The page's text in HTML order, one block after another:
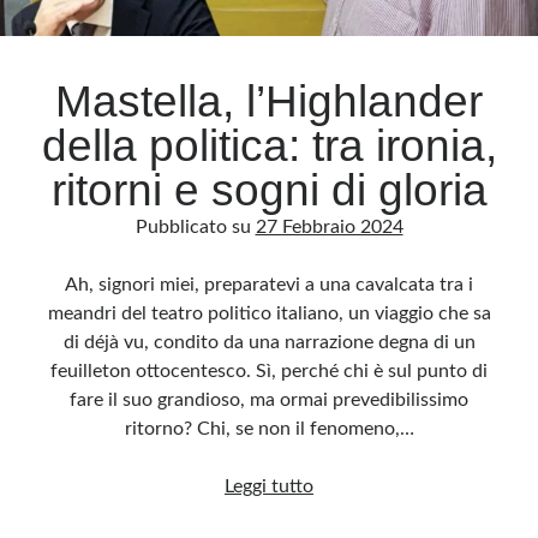
Archivio
Archivi
Categorie
Questo blog non rappresenta una testata giornalistica, in quanto viene aggiornato
sensi della legge n· 62 del 7.03.2001. L’autore non è responsabile di quanto
pubblicato dai lettori nei commenti ai vari post. Saranno comunque cancellati quelli
ritenuti offensivi o lesivi dell’immagine o dell’onorabilità di terzi, di genere spam,
razzisti o che contengano dati personali non conformi al rispetto delle norme sulla
privacy. Alcune immagini inserite in questo blog sono tratte da Internet e, pertanto,
immediatamente rimosse. L’autore del blog non è responsabile dei siti collegati
Mastella, l’Highlander
della politica: tra ironia,
ritorni e sogni di gloria
Pubblicato su 27 Febbraio 2024
Ah, signori miei, preparatevi a una cavalcata tra i
meandri del teatro politico italiano, un viaggio che sa
di déjà vu, condito da una narrazione degna di un
feuilleton ottocentesco. Sì, perché chi è sul punto di
fare il suo grandioso, ma ormai prevedibilissimo
ritorno? Chi, se non il fenomeno,…
Leggi tuttoMastella,